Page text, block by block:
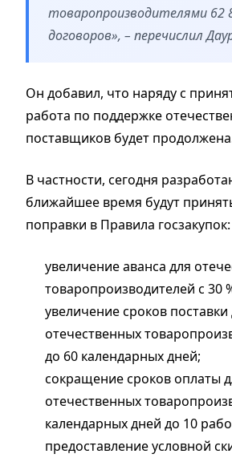
товаропроизводителями 62
договоров», – перечислил
Он добавил, что наряду с
работа по поддержке
поставщиков будет
В частности, сегодня
ближайшее время будут
поправки в Правила госзакупок:
увеличение аванса для
товаропроизводителей с 30
увеличение сроков поставки
отечественных
до 60 календарных дней;
сокращение сроков оплаты
отечественных
календарных дней до 10
предоставление условной